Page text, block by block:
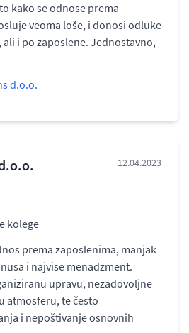
kako se odnose prema
veoma loše, i donosi odluke
i po zaposlene. Jednostavno,
d.o.o.
12.04.2023
kolege
prema zaposlenima, manjak
i najvise menadzment.
upravu, nezadovoljne
atmosferu, te često
i nepoštivanje osnovnih